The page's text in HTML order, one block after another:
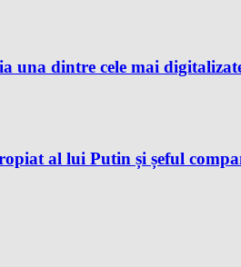
una dintre cele mai
al lui Putin și șeful